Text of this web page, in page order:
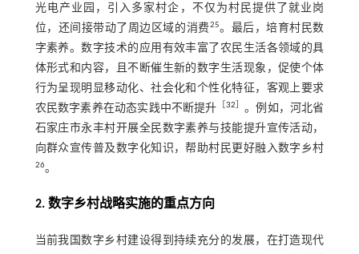
光电产业园，引入多家村企，不仅为村民提供了就业岗
位，还间接带动了周边区域的消费25。最后，培育村民数
字素养。数字技术的应用有效丰富了农民生活各领域的具
体形式和内容，且不断催生新的数字生活现象，促使个体
行为呈现明显移动化、社会化和个性化特征，客观上要求
农民数字素养在动态实践中不断提升
32
。例如，河北省
石家庄市永丰村开展全民数字素养与技能提升宣传活动，
向群众宣传普及数字化知识，帮助村民更好融入数字乡村
26。
2. 数字乡村战略实施的重点方向
当前我国数字乡村建设得到持续充分的发展，在打造现代